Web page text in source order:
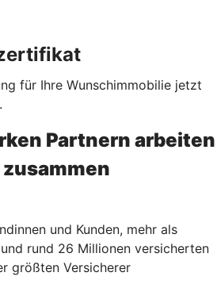
für Ihre Wunschimmobilie jetzt
Partnern arbeiten
und Kunden, mehr als
rund 26 Millionen versicherten
größten Versicherer